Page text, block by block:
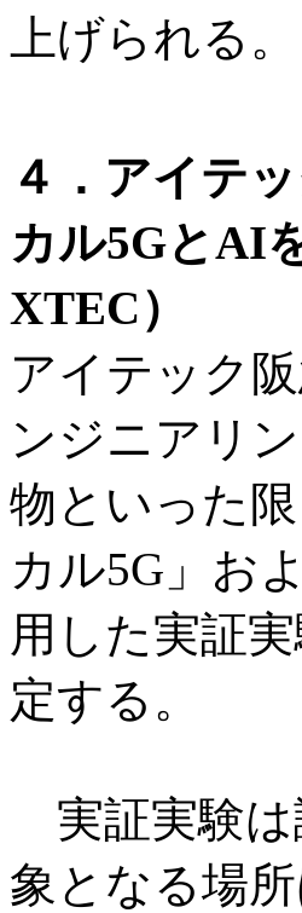
上げられる。
４．アイテ
カル5GとAI
XTEC）
アイテック
ンジニアリ
物といった
カル5G」お
用した実証
定する。
実証実験は
象となる場